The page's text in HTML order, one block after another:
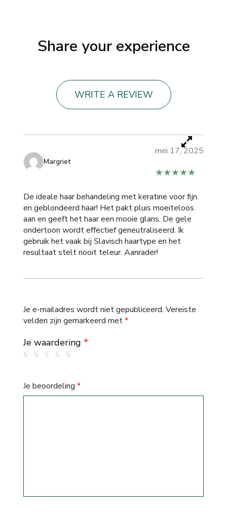
Share your experience
WRITE A REVIEW
Margriet
★★★★★
mei 17, 2025
De ideale haar behandeling met keratine voor fijn
en geblondeerd haar! Het pakt pluis moeiteloos
aan en geeft het haar een mooie glans. De gele
ondertoon wordt effectief geneutraliseerd. Ik
gebruik het vaak bij Slavisch haartype en het
resultaat stelt nooit teleur. Aanrader!
Je e-mailadres wordt niet gepubliceerd. Vereiste
velden zijn gemarkeerd met*
Je waardering *
Je beoordeling *